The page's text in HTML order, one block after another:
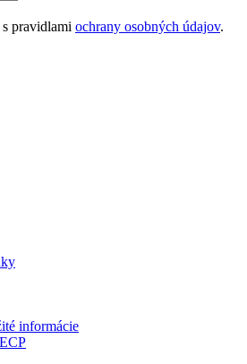
pravidlami ochrany osobných údajov.
informácie